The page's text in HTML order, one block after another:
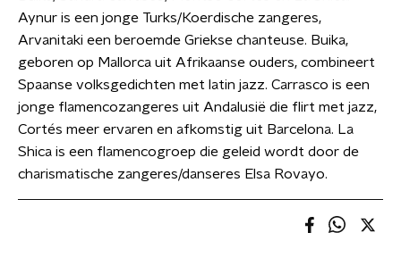
Aynur is een jonge Turks/Koerdische zangeres,
Arvanitaki een beroemde Griekse chanteuse. Buika,
geboren op Mallorca uit Afrikaanse ouders, combineert
Spaanse volksgedichten met latin jazz. Carrasco is een
jonge flamencozangeres uit Andalusië die flirt met jazz,
Cortés meer ervaren en afkomstig uit Barcelona. La
Shica is een flamencogroep die geleid wordt door de
charismatische zangeres/danseres Elsa Rovayo.